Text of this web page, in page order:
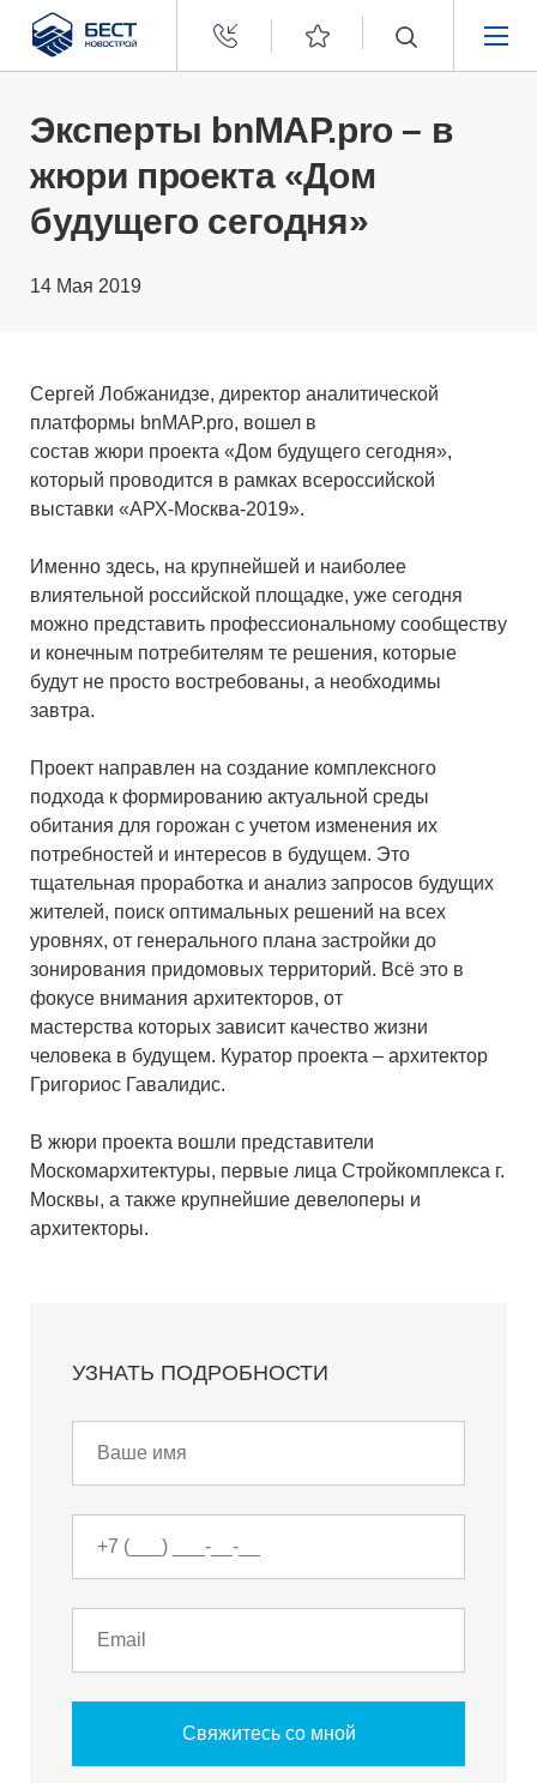
Бест
Новострой
ПОКУПАТЕЛЯМ
ЗАСТРОЙЩИКАМ
Эксперты bnMAP.pro – в
жюри проекта «Дом
будущего сегодня»
14 Мая 2019
Сергей Лобжанидзе, директор аналитической
платформы bnMAP.pro, вошел в
состав жюри проекта «Дом будущего сегодня»,
который проводится в рамках всероссийской
выставки «АРХ-Москва-2019».
Именно здесь, на крупнейшей и наиболее
влиятельной российской площадке, уже сегодня
можно представить профессиональному сообществу
и конечным потребителям те решения, которые
будут не просто востребованы, а необходимы
завтра.
Проект направлен на создание комплексного
подхода к формированию актуальной среды
обитания для горожан с учетом изменения их
потребностей и интересов в будущем. Это
тщательная проработка и анализ запросов будущих
жителей, поиск оптимальных решений на всех
уровнях, от генерального плана застройки до
зонирования придомовых территорий. Всё это в
фокусе внимания архитекторов, от
мастерства которых зависит качество жизни
человека в будущем. Куратор проекта – архитектор
Григориос Гавалидис.
В жюри проекта вошли представители
Москомархитектуры, первые лица Стройкомплекса г.
Москвы, а также крупнейшие девелоперы и
архитекторы.
УЗНАТЬ ПОДРОБНОСТИ
Свяжитесь со мной